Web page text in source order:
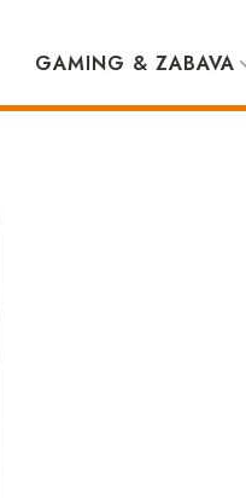
GAMING & ZABAVA